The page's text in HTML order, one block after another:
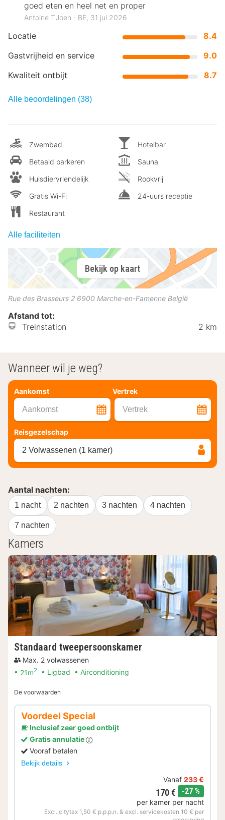
Locatie
8.4
Gastvrijheid en service
9.0
Kwaliteit ontbijt
8.7
goed eten en heel net en proper
Antoine T'Joen ‐ BE, 31 jul 2026
Alle beoordelingen (38)
Zwembad
Betaald parkeren
Huisdiervriendelijk
Gratis Wi-Fi
Restaurant
Hotelbar
Sauna
Rookvrij
24-uurs receptie
Alle faciliteiten
Bekijk op kaart
Rue des Brasseurs 2 6900 Marche-en-Famenne België
Afstand tot:
Treinstation
2 km
Wanneer wil je weg?
Aankomst Vertrek
Aankomst Vertrek
Reisgezelschap
2 Volwassenen (1 kamer)
Aantal nachten:
1 nacht 2 nachten 3 nachten 4 nachten
7 nachten
Kamers
Standaard tweepersoonskamer
Max. 2 volwassenen
21m2 Ligbad Airconditioning
De voorwaarden
Voordeel Special
Inclusief zeer goed ontbijt
Gratis annulatie
Vooraf betalen
Bekijk details
Vanaf 233 €
170 € -27 %
per kamer per nacht
Excl. citytax 1,50 € p.p.p.n. & excl. servicekosten 10 € per